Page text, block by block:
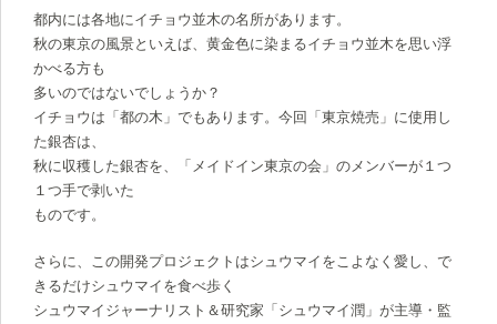
都内には各地にイチョウ並木の名所があります。
秋の東京の風景といえば、黄金色に染まるイチョウ並木を思い浮
かべる方も
多いのではないでしょうか？
イチョウは「都の木」でもあります。今回「東京焼売」に使用し
た銀杏は、
秋に収穫した銀杏を、「メイドイン東京の会」のメンバーが１つ
１つ手で剥いた
ものです。
さらに、この開発プロジェクトはシュウマイをこよなく愛し、で
きるだけシュウマイを食べ歩く
シュウマイジャーナリスト＆研究家「シュウマイ潤」が主導・監